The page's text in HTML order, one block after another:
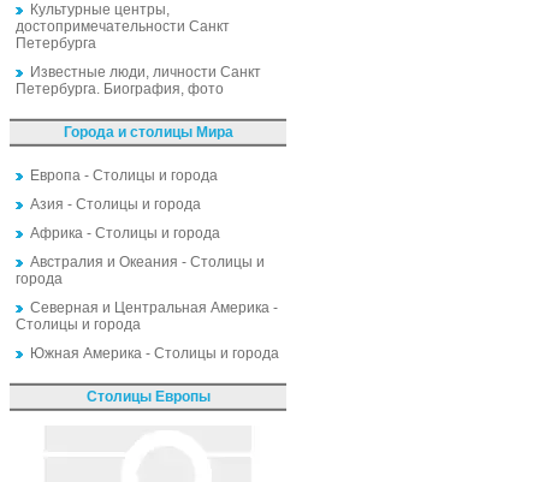
Культурные центры,
достопримечательности Санкт
Петербурга
Известные люди, личности Санкт
Петербурга. Биография, фото
Города и столицы Мира
Европа - Столицы и города
Азия - Столицы и города
Африка - Столицы и города
Австралия и Океания - Столицы и
города
Северная и Центральная Америка -
Столицы и города
Южная Америка - Столицы и города
Столицы Европы